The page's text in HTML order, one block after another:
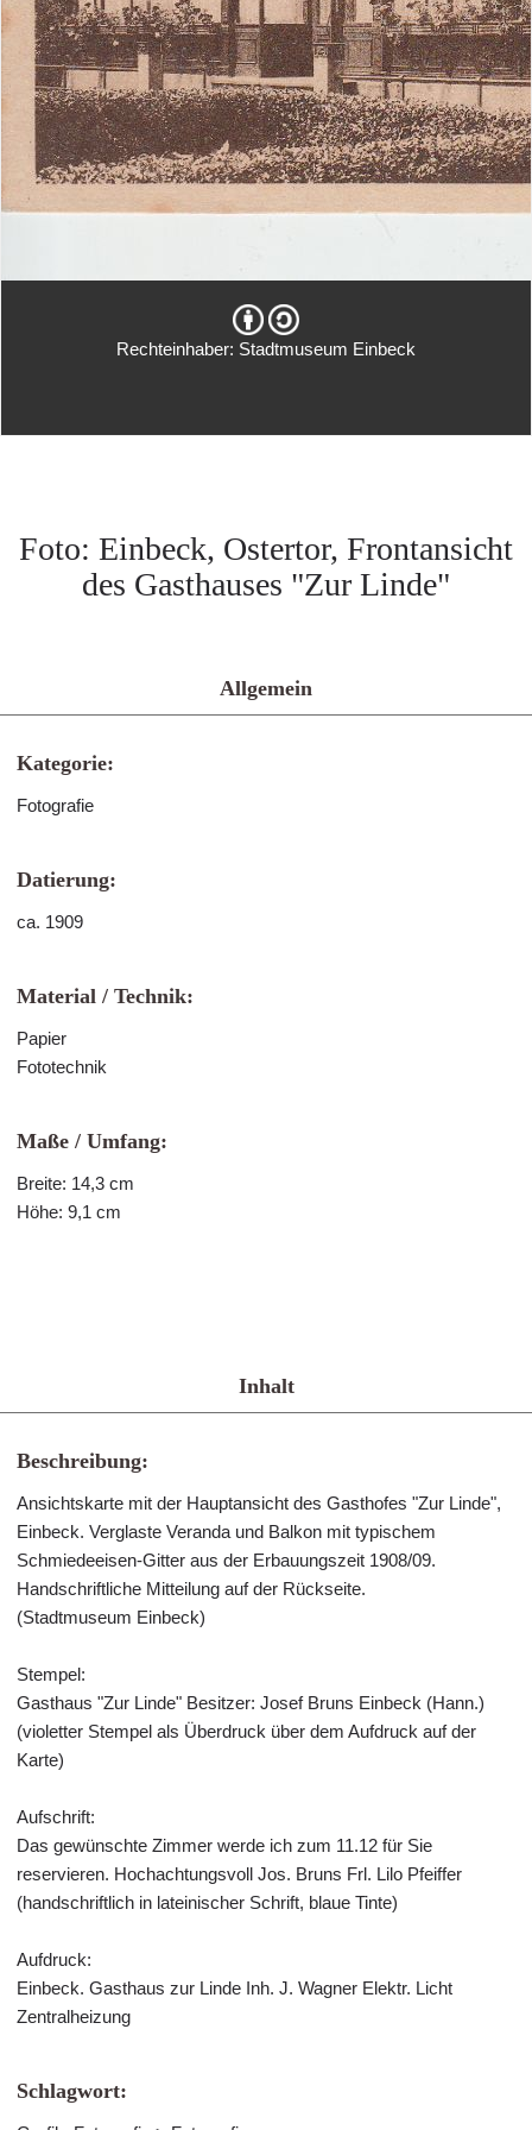
Rechteinhaber: Stadtmuseum Einbeck
Foto: Einbeck, Ostertor, Frontansicht
des Gasthauses "Zur Linde"
Allgemein
Kategorie:
Fotografie
Datierung:
ca. 1909
Material / Technik:
Papier
Fototechnik
Maße / Umfang:
Breite: 14,3 cm
Höhe: 9,1 cm
Inhalt
Beschreibung:
Ansichtskarte mit der Hauptansicht des Gasthofes "Zur Linde",
Einbeck. Verglaste Veranda und Balkon mit typischem
Schmiedeeisen-Gitter aus der Erbauungszeit 1908/09.
Handschriftliche Mitteilung auf der Rückseite.
(Stadtmuseum Einbeck)
Stempel:
Gasthaus "Zur Linde" Besitzer: Josef Bruns Einbeck (Hann.)
(violetter Stempel als Überdruck über dem Aufdruck auf der
Karte)
Aufschrift:
Das gewünschte Zimmer werde ich zum 11.12 für Sie
reservieren. Hochachtungsvoll Jos. Bruns Frl. Lilo Pfeiffer
(handschriftlich in lateinischer Schrift, blaue Tinte)
Aufdruck:
Einbeck. Gasthaus zur Linde Inh. J. Wagner Elektr. Licht
Zentralheizung
Schlagwort: